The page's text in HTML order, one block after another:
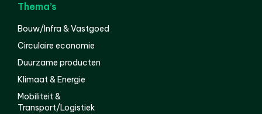
Thema’s
Bouw/Infra & Vastgoed
Circulaire economie
Duurzame producten
Klimaat & Energie
Mobiliteit &
Transport/Logistiek